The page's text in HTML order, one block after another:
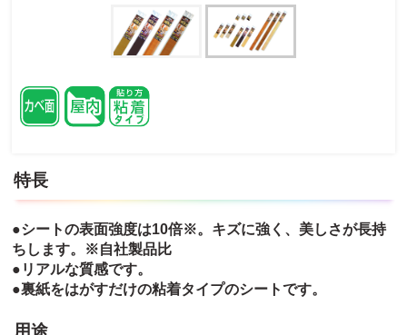
特長
●シートの表面強度は10倍※。キズに強く、美しさが長持
ちします。※自社製品比
●リアルな質感です。
●裏紙をはがすだけの粘着タイプのシートです。
用途